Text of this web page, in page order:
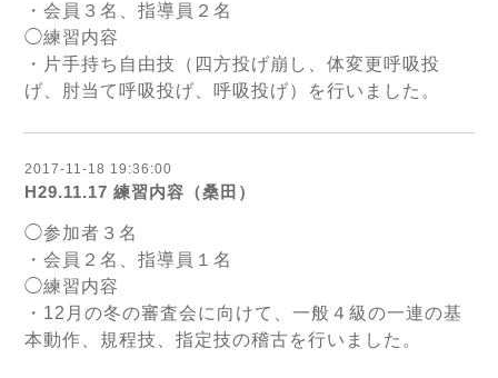
・会員３名、指導員２名
◯練習内容
・片手持ち自由技（四方投げ崩し、体変更呼吸投
げ、肘当て呼吸投げ、呼吸投げ）を行いました。
2017-11-18 19:36:00
H29.11.17 練習内容（桑田）
◯参加者３名
・会員２名、指導員１名
◯練習内容
・12月の冬の審査会に向けて、一般４級の一連の基
本動作、規程技、指定技の稽古を行いました。